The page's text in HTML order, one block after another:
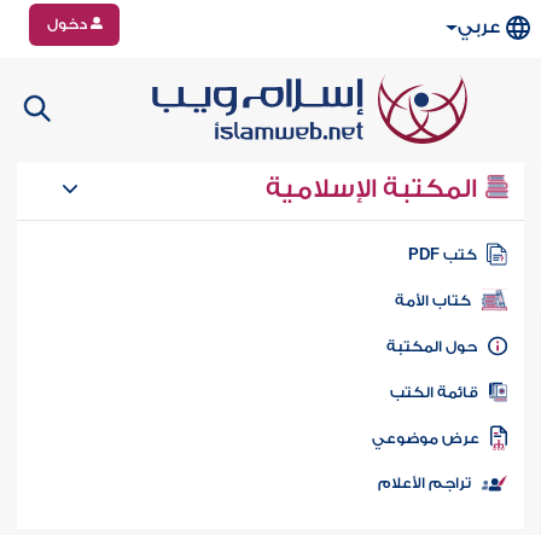
عربي دخول
المكتبة الإسلامية
كتب PDF
كتاب الأمة
المكتبة
الكتب
موضوعي